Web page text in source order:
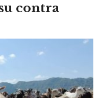
contra